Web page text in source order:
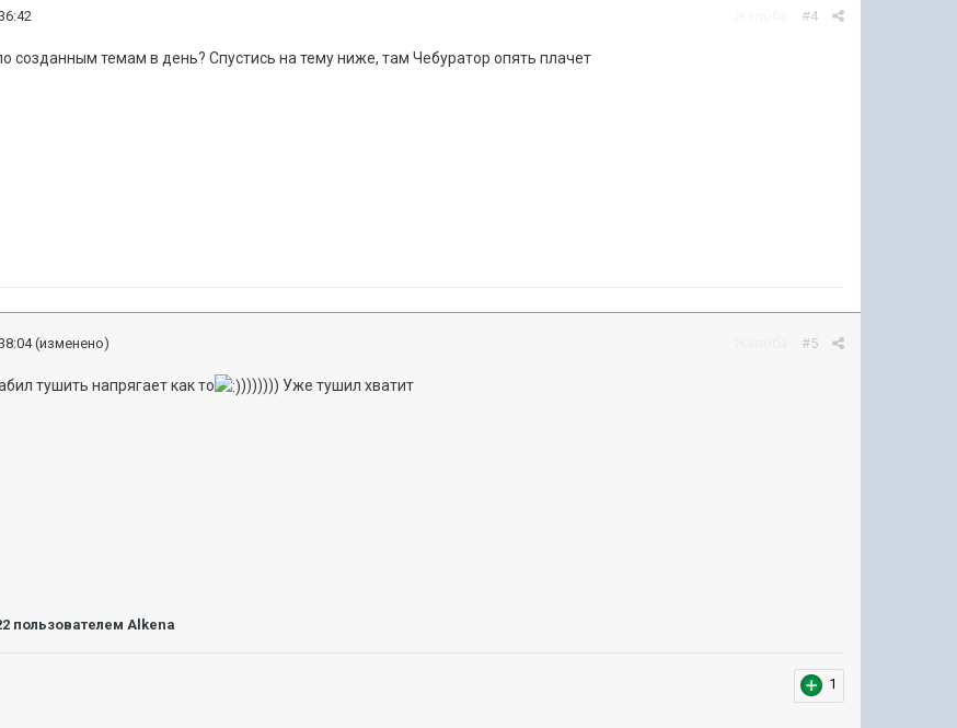
#4
созданным темам в день? Спустись на тему ниже, там Чебуратор опять плачет
#5
(изменено)
тушить напрягает как то ))))))) Уже тушил хватит
пользователем Alkena
1